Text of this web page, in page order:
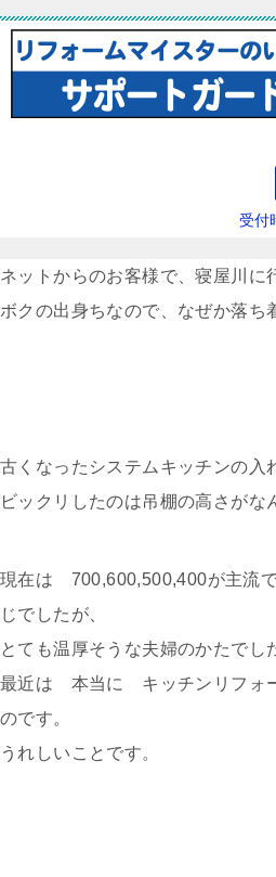
受付
ネットからのお客様で、寝屋川に
ボクの出身ちなので、なぜか落ち
古くなったシステムキッチンの入
ビックリしたのは吊棚の高さがな
現在は 700,600,500,400が主流
じでしたが、
とても温厚そうな夫婦のかたでし
最近は 本当に キッチンリフォ
のです。
うれしいことです。